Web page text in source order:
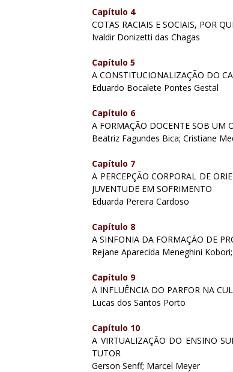
Capítulo 4
COTAS RACIAIS E SOCIAIS, POR
Ivaldir Donizetti das Chagas
Capítulo 5
A CONSTITUCIONALIZAÇÃO DO
Eduardo Bocalete Pontes Gestal
Capítulo 6
A FORMAÇÃO DOCENTE SOB UM
Beatriz Fagundes Bica; Cristiane
Capítulo 7
A PERCEPÇÃO CORPORAL DE
JUVENTUDE EM SOFRIMENTO
Eduarda Pereira Cardoso
Capítulo 8
A SINFONIA DA FORMAÇÃO DE
Rejane Aparecida Meneghini
Capítulo 9
A INFLUÊNCIA DO PARFOR NA
Lucas dos Santos Porto
Capítulo 10
A VIRTUALIZAÇÃO DO ENSINO
TUTOR
Gerson Senff; Marcel Meyer